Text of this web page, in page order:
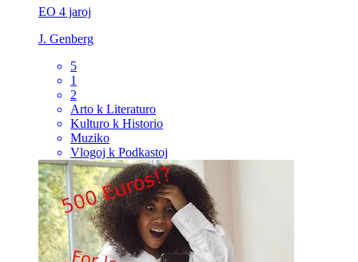
EO 4 jaroj
J. Genberg
5
1
2
Arto k Literaturo
Kulturo k Historio
Muziko
Vlogoj k Podkastoj